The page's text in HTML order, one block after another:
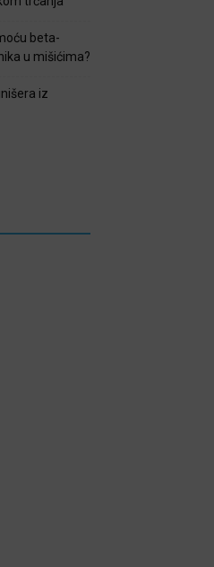
beta-
u mišićima?
iz